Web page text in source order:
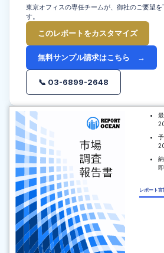
東京オフィスの専任チームが、御社のご要望
す。
このレポートをカスタマイズ
無料サンプル請求はこちら →
📞 03-6899-2648
レポート